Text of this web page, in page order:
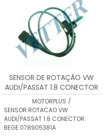
SENSOR DE ROTAÇÃO VW
AUDI/PASSAT 1.8 CONECTOR
BEGE 078905381A
MOTORPLUS /
SENSOR ROTACAO VW
AUDI/PASSAT 1.8 CONECTOR
BEGE 078905381A